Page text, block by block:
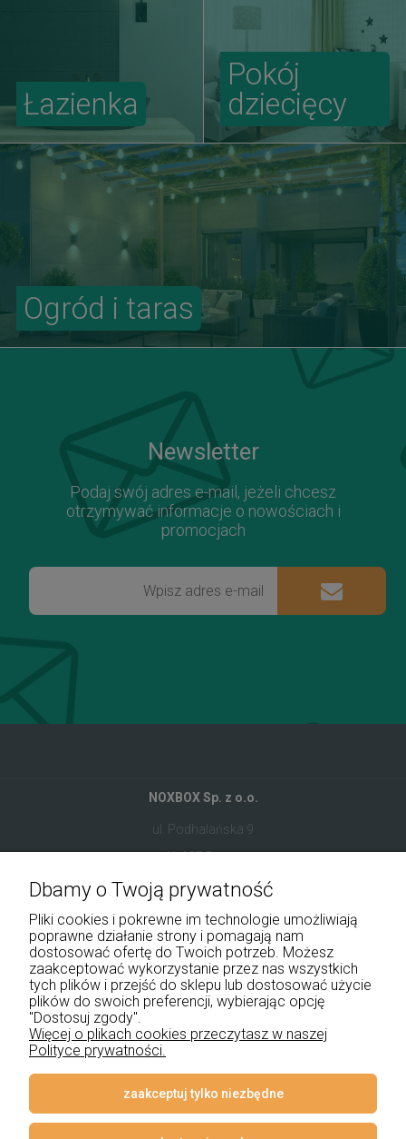
Ogród i taras
Łazienka
Pokój
dziecięcy
Newsletter
Podaj swój adres e-mail, jeżeli chcesz
otrzymywać informacje o nowościach i
promocjach
NOXBOX Sp. z o.o.
ul. Podhalańska 9
41-907 Bytom
+48 534 555 344
sklep@noxbox.pl
Pomoc
Płatności i dostawa
Informacje
Dbamy o Twoją prywatność
Pliki cookies i pokrewne im technologie umożliwiają
poprawne działanie strony i pomagają nam
dostosować ofertę do Twoich potrzeb. Możesz
zaakceptować wykorzystanie przez nas wszystkich
tych plików i przejść do sklepu lub dostosować użycie
plików do swoich preferencji, wybierając opcję
"Dostosuj zgody".
Więcej o plikach cookies przeczytasz w naszej
Polityce prywatności.
zaakceptuj tylko niezbędne